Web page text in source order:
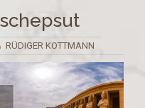
RÜDIGER KOTTMANN